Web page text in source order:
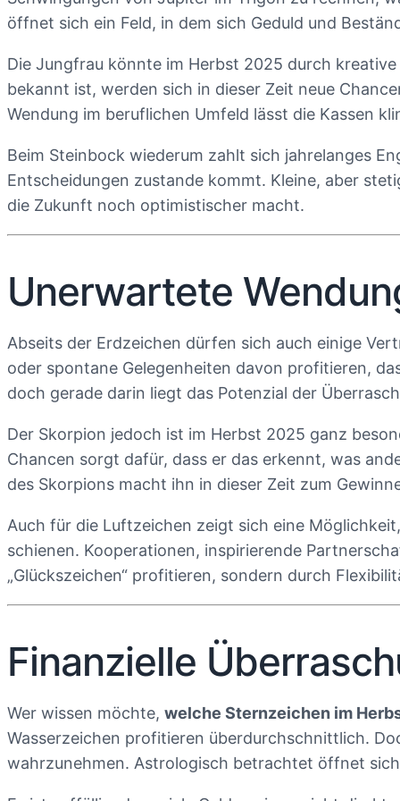
öffnet sich ein Feld, in dem sich Geduld und
Die Jungfrau könnte im Herbst 2025 durch
bekannt ist, werden sich in dieser Zeit neue
Wendung im beruflichen Umfeld lässt die Kassen
Beim Steinbock wiederum zahlt sich jahrelanges
Entscheidungen zustande kommt. Kleine, aber
die Zukunft noch optimistischer macht.
Unerwartete
Abseits der Erdzeichen dürfen sich auch einige
oder spontane Gelegenheiten davon profitieren,
doch gerade darin liegt das Potenzial der
Der Skorpion jedoch ist im Herbst 2025 ganz
Chancen sorgt dafür, dass er das erkennt, was
des Skorpions macht ihn in dieser Zeit zum
Auch für die Luftzeichen zeigt sich eine
schienen. Kooperationen, inspirierende
„Glückszeichen“ profitieren, sondern durch
Finanzielle
Wer wissen möchte, welche Sternzeichen im
Wasserzeichen profitieren überdurchschnittlich.
wahrzunehmen. Astrologisch betrachtet öffnet